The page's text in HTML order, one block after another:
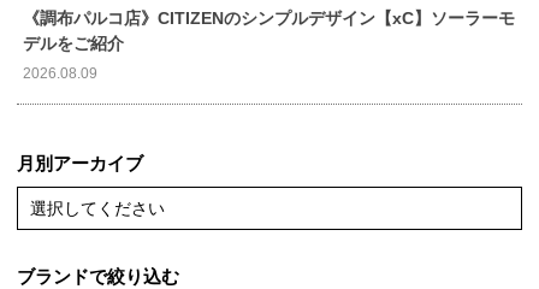
《調布パルコ店》CITIZENのシンプルデザイン【xC】ソーラーモ
デルをご紹介
2026.08.09
月別アーカイブ
選択してください
ブランドで絞り込む